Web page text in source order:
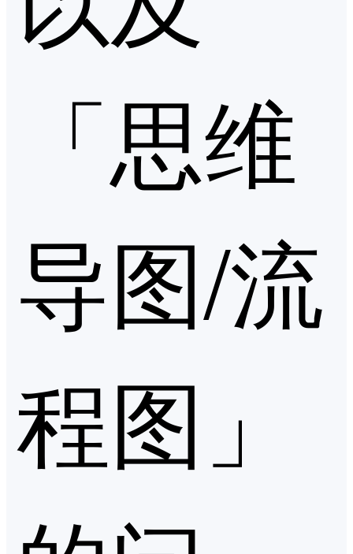
「思维
导图/流
程图」